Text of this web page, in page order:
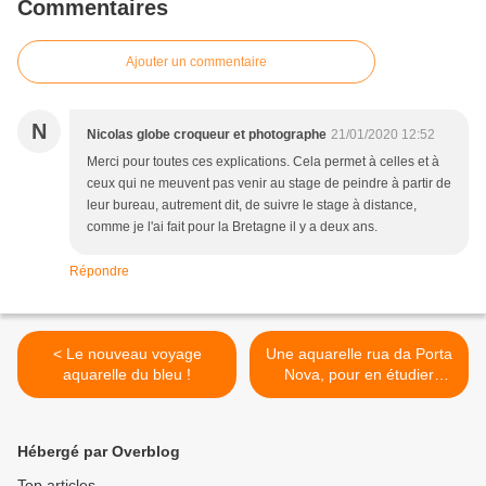
Commentaires
Ajouter un commentaire
N Nicolas globe croqueur et photographe 21/01/2020 12:52
Merci pour toutes ces explications. Cela permet à celles et à
ceux qui ne meuvent pas venir au stage de peindre à partir de
leur bureau, autrement dit, de suivre le stage à distance,
comme je l'ai fait pour la Bretagne il y a deux ans.
Répondre
< Le nouveau voyage
aquarelle du bleu !
Une aquarelle rua da Porta
Nova, pour en étudier
ombres et lumières. >
Hébergé par Overblog